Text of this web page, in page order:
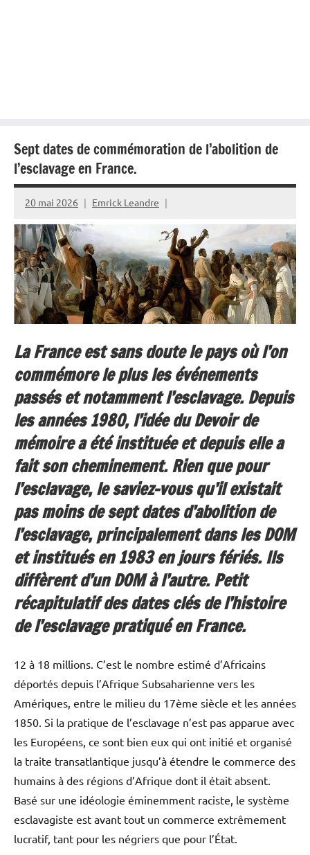
Sept dates de commémoration de l’abolition de
l’esclavage en France.
20 mai 2026 Emrick Leandre
La France est sans doute le pays où l’on
commémore le plus les événements
passés et notamment l’esclavage. Depuis
les années 1980, l’idée du Devoir de
mémoire a été instituée et depuis elle a
fait son cheminement. Rien que pour
l’esclavage, le saviez-vous qu’il existait
pas moins de sept dates d’abolition de
l’esclavage, principalement dans les DOM
et institués en 1983 en jours fériés. Ils
diffèrent d’un DOM à l’autre. Petit
récapitulatif des dates clés de l’histoire
de l’esclavage pratiqué en France.
12 à 18 millions. C’est le nombre estimé d’Africains
déportés depuis l’Afrique Subsaharienne vers les
Amériques, entre le milieu du 17ème siècle et les années
1850. Si la pratique de l’esclavage n’est pas apparue avec
les Européens, ce sont bien eux qui ont initié et organisé
la traite transatlantique jusqu’à étendre le commerce des
humains à des régions d’Afrique dont il était absent.
Basé sur une idéologie éminemment raciste, le système
esclavagiste est avant tout un commerce extrêmement
lucratif, tant pour les négriers que pour l’État.